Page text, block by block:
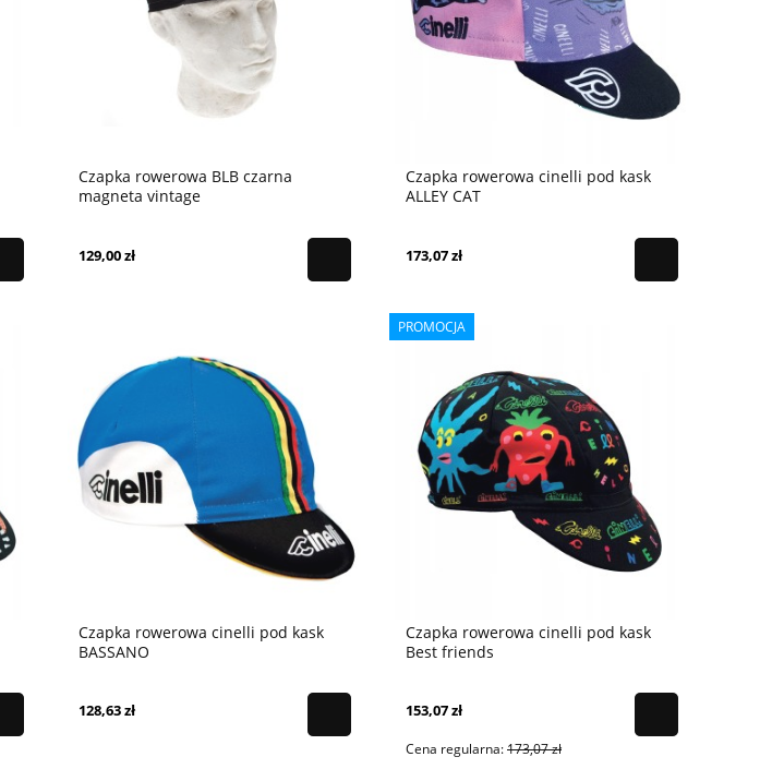
Czapka rowerowa BLB czarna
magneta vintage
129,00 zł
Czapka rowerowa cinelli pod kask
ALLEY CAT
173,07 zł
Czapka rowerowa cinelli pod kask
BASSANO
128,63 zł
Czapka rowerowa cinelli pod kask
Best friends
153,07 zł
Cena regularna:173,07 zł
PROMOCJA